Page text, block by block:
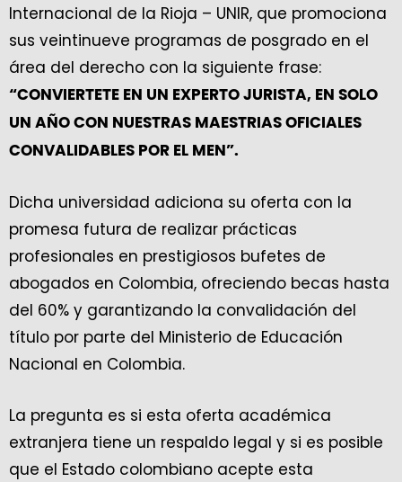
Internacional de la Rioja – UNIR, que promociona
sus veintinueve programas de posgrado en el
área del derecho con la siguiente frase:
“CONVIERTETE EN UN EXPERTO JURISTA, EN SOLO
UN AÑO CON NUESTRAS MAESTRIAS OFICIALES
CONVALIDABLES POR EL MEN”.
Dicha universidad adiciona su oferta con la
promesa futura de realizar prácticas
profesionales en prestigiosos bufetes de
abogados en Colombia, ofreciendo becas hasta
del 60% y garantizando la convalidación del
título por parte del Ministerio de Educación
Nacional en Colombia.
La pregunta es si esta oferta académica
extranjera tiene un respaldo legal y si es posible
que el Estado colombiano acepte esta